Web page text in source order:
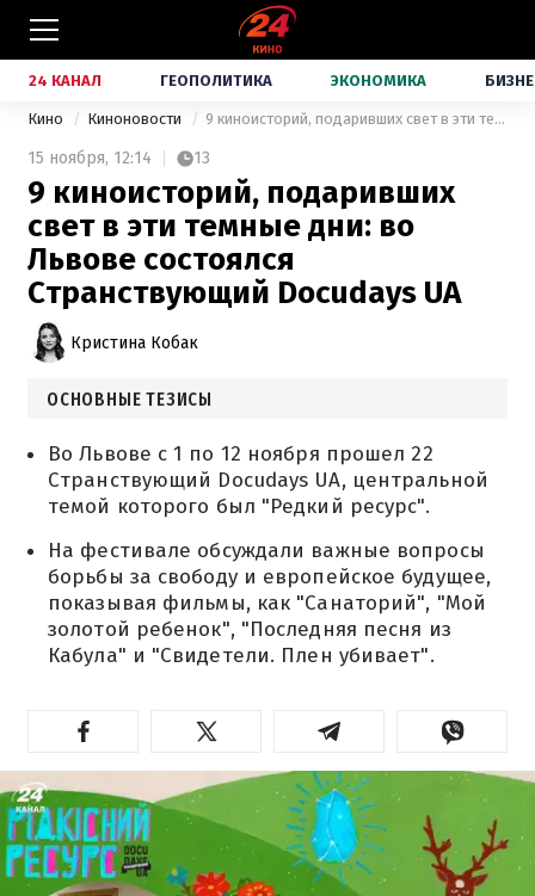
24 КАНАЛ ГЕОПОЛИТИКА ЭКОНОМИКА
Кино Киноновости 9 киноисторий, подаривших свет в эти темные дни: во Львове состоялся Странствующий Docudays UA
15 ноября, 12:14 13
9 киноисторий, подаривших
свет в эти темные дни: во
Львове состоялся
Странствующий Docudays UA
Кристина Кобак
ОСНОВНЫЕ ТЕЗИСЫ
Во Львове с 1 по 12 ноября прошел 22
Странствующий Docudays UA, центральной
темой которого был "Редкий ресурс".
На фестивале обсуждали важные вопросы
борьбы за свободу и европейское будущее,
показывая фильмы, как "Санаторий", "Мой
золотой ребенок", "Последняя песня из
Кабула" и "Свидетели. Плен убивает".